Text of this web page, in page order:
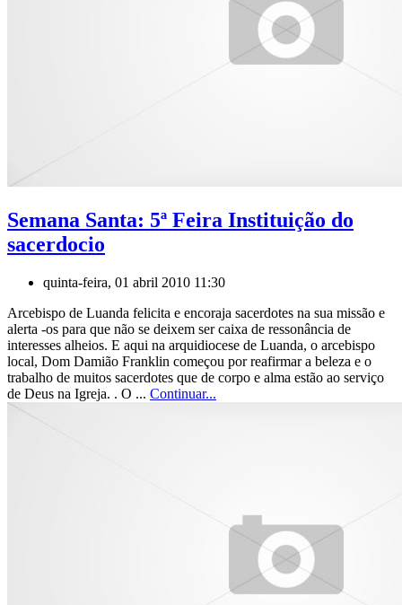
Semana Santa: 5ª Feira Instituição do
sacerdocio
quinta-feira, 01 abril 2010 11:30
Arcebispo de Luanda felicita e encoraja sacerdotes na sua missão e
alerta -os para que não se deixem ser caixa de ressonância de
interesses alheios. E aqui na arquidiocese de Luanda, o arcebispo
local, Dom Damião Franklin começou por reafirmar a beleza e o
trabalho de muitos sacerdotes que de corpo e alma estão ao serviço
de Deus na Igreja. . O ... Continuar...